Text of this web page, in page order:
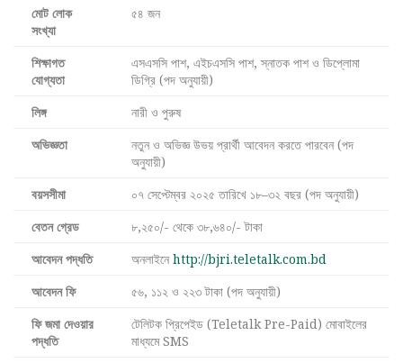
মোট লোক
সংখ্যা
৫৪ জন
শিক্ষাগত
যোগ্যতা
এসএসসি পাশ, এইচএসসি পাশ, স্নাতক পাশ ও ডিপ্লোমা
ডিগ্রি (পদ অনুযায়ী)
লিঙ্গ
নারী ও পুরুষ
অভিজ্ঞতা
নতুন ও অভিজ্ঞ উভয় প্রার্থী আবেদন করতে পারবেন (পদ
অনুযায়ী)
বয়সসীমা
০৭ সেপ্টেম্বর ২০২৫ তারিখে ১৮–৩২ বছর (পদ অনুযায়ী)
বেতন গ্রেড
৮,২৫০/- থেকে ৩৮,৬৪০/- টাকা
আবেদন পদ্ধতি
অনলাইনে http://bjri.teletalk.com.bd
আবেদন ফি
৫৬, ১১২ ও ২২৩ টাকা (পদ অনুযায়ী)
ফি জমা দেওয়ার
পদ্ধতি
টেলিটক প্রিপেইড (Teletalk Pre-Paid) মোবাইলের
মাধ্যমে SMS